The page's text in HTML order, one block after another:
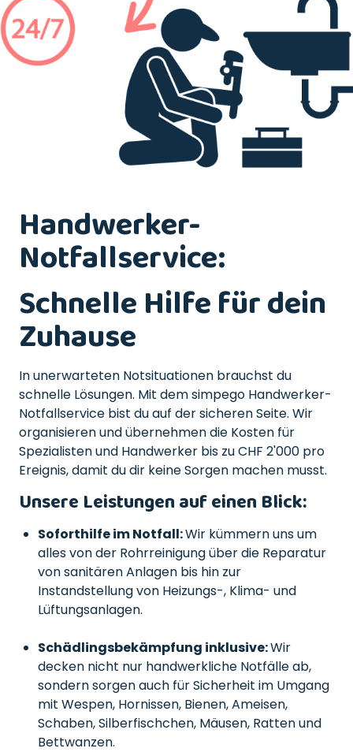
Handwerker-
Notfallservice:
Schnelle Hilfe für dein
Zuhause
In unerwarteten Notsituationen brauchst du
schnelle Lösungen. Mit dem simpego Handwerker-
Notfallservice bist du auf der sicheren Seite. Wir
organisieren und übernehmen die Kosten für
Spezialisten und Handwerker bis zu CHF 2'000 pro
Ereignis, damit du dir keine Sorgen machen musst.
Unsere Leistungen auf einen Blick:
Soforthilfe im Notfall:Wir kümmern uns um
alles von der Rohrreinigung über die Reparatur
von sanitären Anlagen bis hin zur
Instandstellung von Heizungs-, Klima- und
Lüftungsanlagen.
Schädlingsbekämpfung inklusive:Wir
decken nicht nur handwerkliche Notfälle ab,
sondern sorgen auch für Sicherheit im Umgang
mit Wespen, Hornissen, Bienen, Ameisen,
Schaben, Silberfischchen, Mäusen, Ratten und
Bettwanzen.